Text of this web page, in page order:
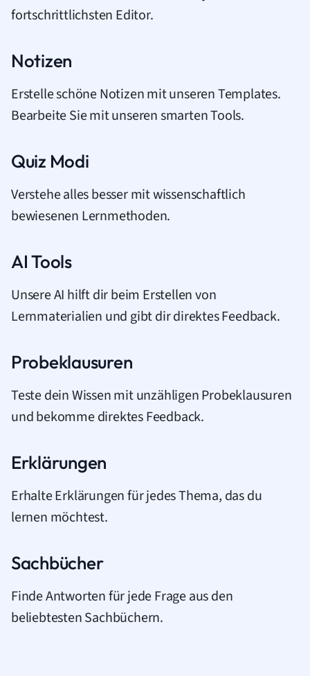
fortschrittlichsten Editor.
Notizen
Erstelle schöne Notizen mit unseren Templates.
Bearbeite Sie mit unseren smarten Tools.
Quiz Modi
Verstehe alles besser mit wissenschaftlich
bewiesenen Lernmethoden.
AI Tools
Unsere AI hilft dir beim Erstellen von
Lernmaterialien und gibt dir direktes Feedback.
Probeklausuren
Teste dein Wissen mit unzähligen Probeklausuren
und bekomme direktes Feedback.
Erklärungen
Erhalte Erklärungen für jedes Thema, das du
lernen möchtest.
Sachbücher
Finde Antworten für jede Frage aus den
beliebtesten Sachbüchern.